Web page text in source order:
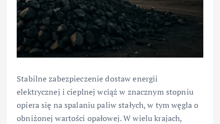
Stabilne zabezpieczenie dostaw energii
elektrycznej i cieplnej wciąż w znacznym stopniu
opiera się na spalaniu paliw stałych, w tym węgla o
obniżonej wartości opałowej. W wielu krajach,